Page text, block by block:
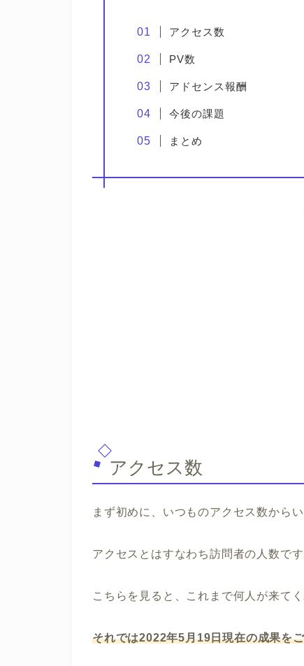
アクセス数
PV数
アドセンス報酬
今後の課題
まとめ
アクセス数
まず初めに、いつものアクセス数からい
アクセスとはすなわち訪問者の人数です
こちらを見ると、これまで何人が来て
それでは2022年5月19日現在の成果を